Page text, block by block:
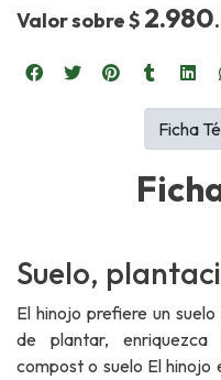
Valor sobre $ 2.980
Suelo,
El hinojo prefiere un
de plantar, enriquezca
compost o suelo El hinojo
Ficha